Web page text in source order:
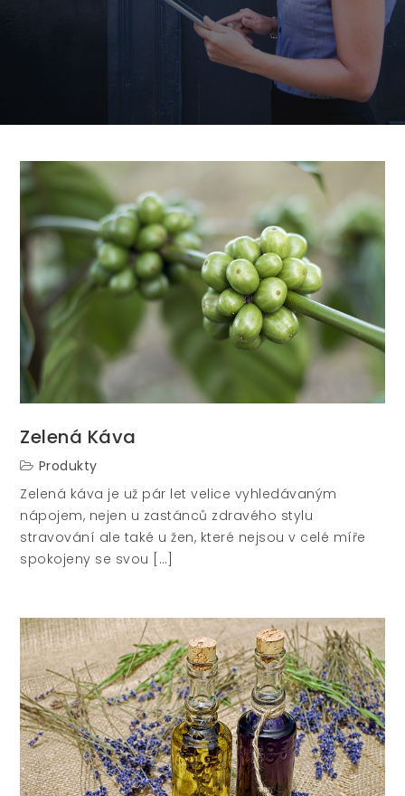
Zelená Káva
Produkty
Zelená káva je už pár let velice vyhledávaným
nápojem, nejen u zastánců zdravého stylu
stravování ale také u žen, které nejsou v celé míře
spokojeny se svou […]